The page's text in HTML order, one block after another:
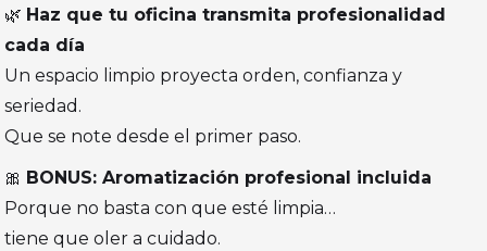
🌿 Haz que tu oficina transmita profesionalidad
cada día
Un espacio limpio proyecta orden, confianza y
seriedad.
Que se note desde el primer paso.
🎀 BONUS: Aromatización profesional incluida
Porque no basta con que esté limpia…
tiene que oler a cuidado.